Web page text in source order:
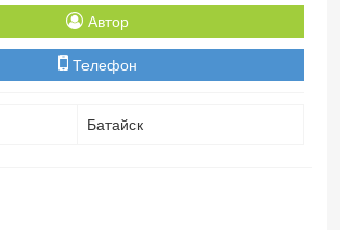
Автор
Телефон
Батайск